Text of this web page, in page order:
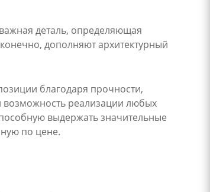
деталь, определяющая
дополняют архитектурный
благодаря прочности,
возможность реализации любых
выдержать значительные
по цене.